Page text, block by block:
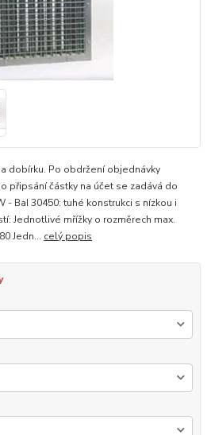
dobírku. Po obdržení objednávky
připsání částky na účet se zadává do
- BaI 30450: tuhé konstrukci s nízkou i
Jednotlivé mřížky o rozměrech max.
Jedn... celý popis